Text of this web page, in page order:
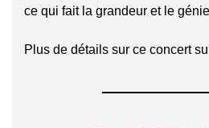
ce qui fait la grandeur et le
Plus de détails sur ce concert